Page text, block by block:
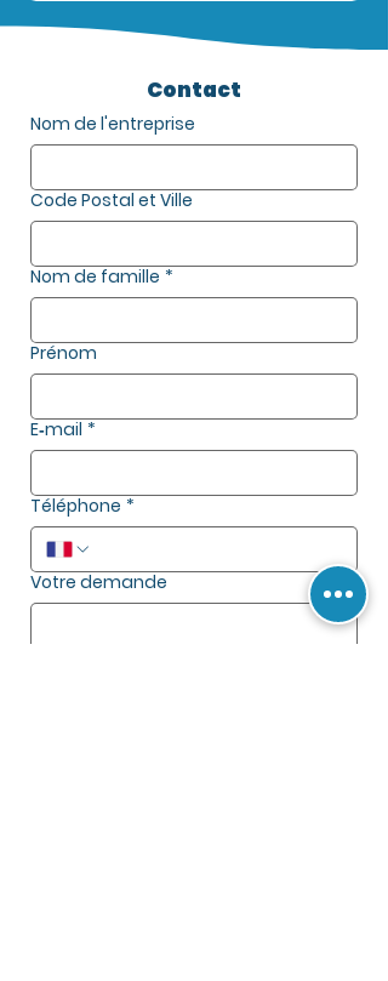
Contact
Nom de l'entreprise
Code Postal et Ville
Nom de famille *
Prénom
E‑mail *
Téléphone *
Votre demande